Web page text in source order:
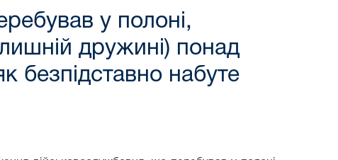
у полоні,
дружині) понад
безпідставно набуте